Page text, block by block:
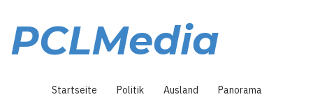
Inhalt
PCLMedia
Startseite Politik Ausland Panorama